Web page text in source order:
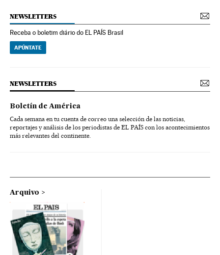
NEWSLETTERS
Receba o boletim diário do EL PAÍS Brasil
APÚNTATE
NEWSLETTERS
Boletín de América
Cada semana en tu cuenta de correo una selección de las noticias,
reportajes y análisis de los periodistas de EL PAÍS con los acontecimientos
más relevantes del continente.
Arquivo